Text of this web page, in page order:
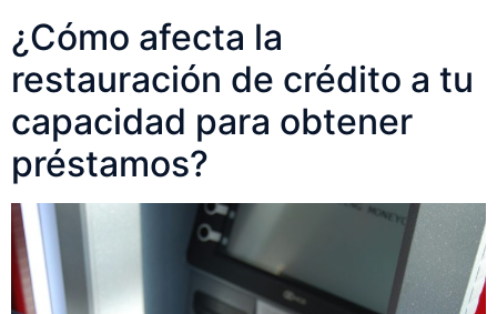
¿Cómo afecta la
restauración de crédito a tu
capacidad para obtener
préstamos?